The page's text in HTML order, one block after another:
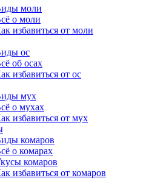
моли
о моли
избавиться от моли
ос
об осах
избавиться от ос
мух
о мухах
избавиться от мух
комаров
о комарах
комаров
избавиться от комаров